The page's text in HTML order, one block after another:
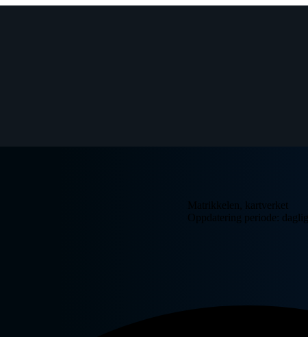
Matrikkelen, kartverket
Oppdatering periode: daglig